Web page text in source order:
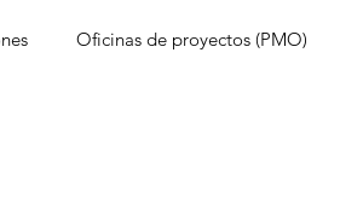
Oficinas de proyectos (PMO)